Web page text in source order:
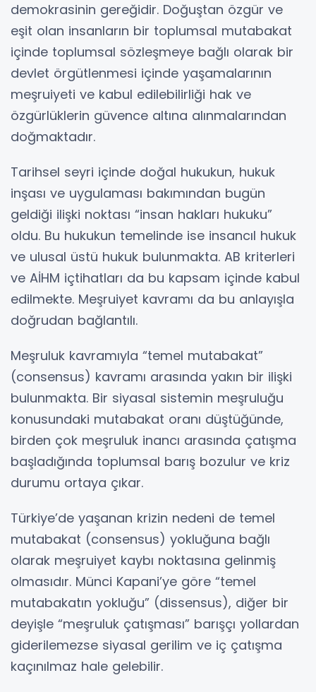
demokrasinin gereğidir. Doğuştan özgür ve
eşit olan insanların bir toplumsal mutabakat
içinde toplumsal sözleşmeye bağlı olarak bir
devlet örgütlenmesi içinde yaşamalarının
meşruiyeti ve kabul edilebilirliği hak ve
özgürlüklerin güvence altına alınmalarından
doğmaktadır.
Tarihsel seyri içinde doğal hukukun, hukuk
inşası ve uygulaması bakımından bugün
geldiği ilişki noktası “insan hakları hukuku”
oldu. Bu hukukun temelinde ise insancıl hukuk
ve ulusal üstü hukuk bulunmakta. AB kriterleri
ve AİHM içtihatları da bu kapsam içinde kabul
edilmekte. Meşruiyet kavramı da bu anlayışla
doğrudan bağlantılı.
Meşruluk kavramıyla “temel mutabakat”
(consensus) kavramı arasında yakın bir ilişki
bulunmakta. Bir siyasal sistemin meşruluğu
konusundaki mutabakat oranı düştüğünde,
birden çok meşruluk inancı arasında çatışma
başladığında toplumsal barış bozulur ve kriz
durumu ortaya çıkar.
Türkiye’de yaşanan krizin nedeni de temel
mutabakat (consensus) yokluğuna bağlı
olarak meşruiyet kaybı noktasına gelinmiş
olmasıdır. Münci Kapani’ye göre “temel
mutabakatın yokluğu” (dissensus), diğer bir
deyişle “meşruluk çatışması” barışçı yollardan
giderilemezse siyasal gerilim ve iç çatışma
kaçınılmaz hale gelebilir.